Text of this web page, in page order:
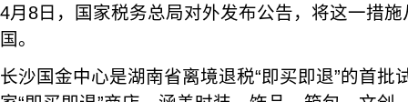
4月8日，国家税务总局对外发布公告，将这一措
国。
长沙国金中心是湖南省离境退税“即买即退”的首批